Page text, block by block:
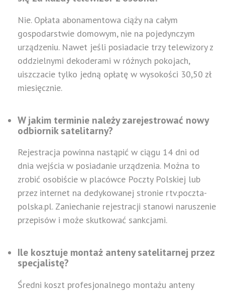
Nie. Opłata abonamentowa ciąży na całym
gospodarstwie domowym, nie na pojedynczym
urządzeniu. Nawet jeśli posiadacie trzy telewizory z
oddzielnymi dekoderami w różnych pokojach,
uiszczacie tylko jedną opłatę w wysokości 30,50 zł
miesięcznie.
W jakim terminie należy zarejestrować nowy
odbiornik satelitarny?
Rejestracja powinna nastąpić w ciągu 14 dni od
dnia wejścia w posiadanie urządzenia. Można to
zrobić osobiście w placówce Poczty Polskiej lub
przez internet na dedykowanej stronie rtv.poczta-
polska.pl. Zaniechanie rejestracji stanowi naruszenie
przepisów i może skutkować sankcjami.
Ile kosztuje montaż anteny satelitarnej przez
specjalistę?
Średni koszt profesjonalnego montażu anteny